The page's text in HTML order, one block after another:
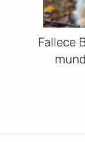
Fallece